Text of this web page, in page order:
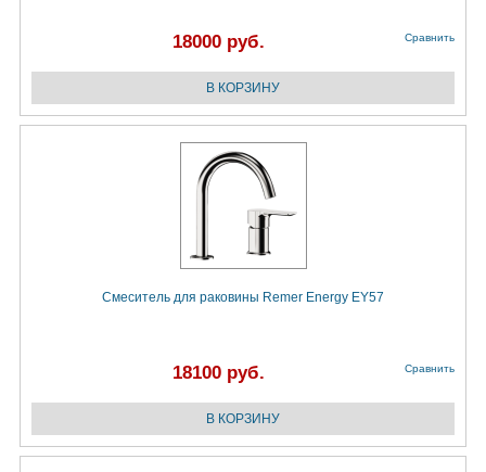
18000 руб. Сравнить
Смеситель для раковины Remer Energy EY57
18100 руб. Сравнить